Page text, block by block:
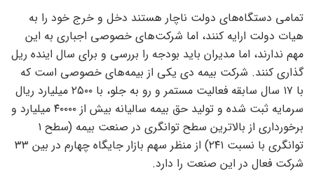
تمامی دستگاه‌های دولت ناچار هستند دخل و خرج خود را به
هیات دولت ارایه کنند، اما شرکت‌های خصوصی اجباری به این
مهم ندارند، اما مدیران باید بودجه را بررسی و برای سال اینده ریل
گذاری کنند. شرکت بیمه دی یکی از بیمه‌های خصوصی است که
با ۱۷ سال سابقه فعالیت مستمر و رو به جلو، با ۲۵۰۰ میلیارد ریال
سرمایه ثبت شده و تولید حق بیمه سالیانه بیش از ۴۰۰۰۰ میلیارد و
برخورداری از بالاترین سطح توانگری در صنعت بیمه (سطح ۱
توانگری با نسبت ۲۴۱) از منظر سهم بازار جایگاه چهارم در بین ۳۳
شرکت فعال در این صنعت را دارد.